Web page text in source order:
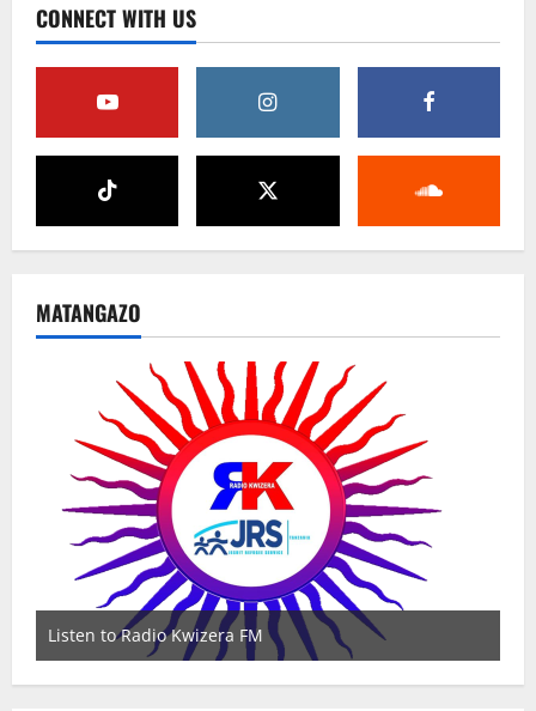
CONNECT WITH US
MATANGAZO
Listen to Radio Kwizera FM